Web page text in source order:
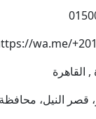
https://
محافظة القاهرة